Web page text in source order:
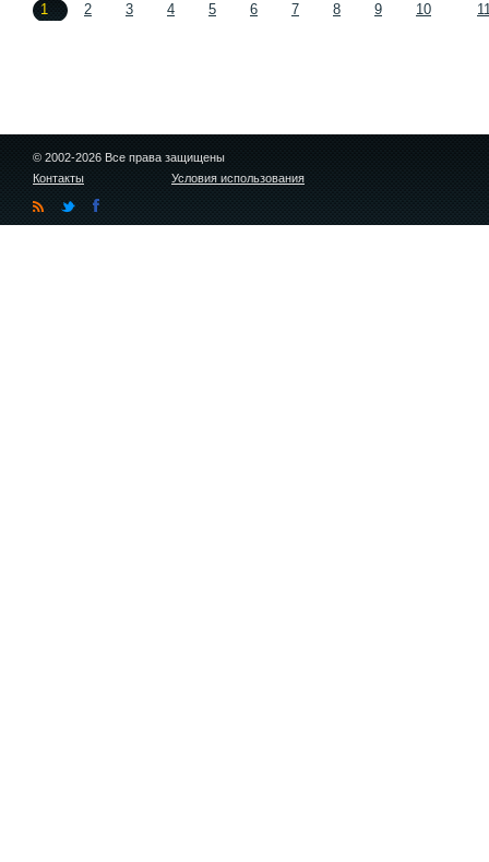
1 2 3 4 5 6 7 8 9 10
© 2002-2026 Все права защищены
Контакты
Условия использования